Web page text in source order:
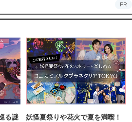
PR
る謎 妖怪夏祭りや花火で夏を満喫！